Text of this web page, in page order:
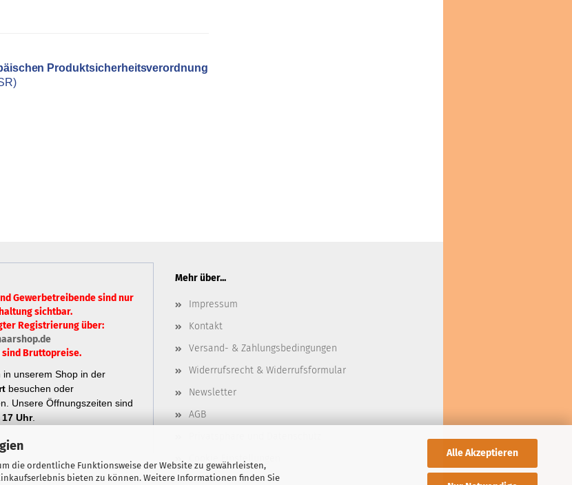
die ordentliche Funktionsweise der Website zu gewährleisten,
bieten zu können. Weitere Informationen finden Sie
Alle Akzeptieren
Produktsicherheitsverordnung
Gewerbetreibende sind nur
sichtbar.
Registrierung über:
sind Bruttopreise.
unserem Shop in der
besuchen oder
Unsere Öffnungszeiten sind
Uhr.
Mehr über...
Impressum
Kontakt
Versand- & Zahlungsbedingungen
Widerrufsrecht & Widerrufsformular
Newsletter
AGB
Cookie Einstellungen